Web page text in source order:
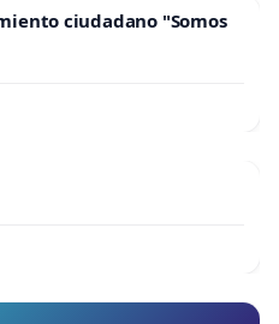
ciudadano "Somos